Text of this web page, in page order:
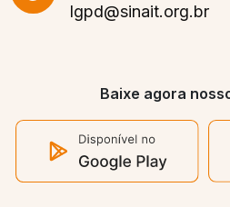
lgpd@sinait.org.br
Baixe agora